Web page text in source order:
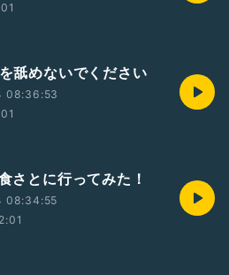
舐めないでください
08:36:53
さとに行ってみた！
08:34:55